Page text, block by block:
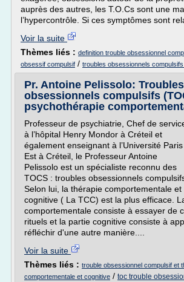
auprès des autres, les T.O.Cs sont une
l’hypercontrôle. Si ces symptômes sont
Voir la suite
Thèmes liés : definition trouble obsessionnel
obsessif compulsif / troubles obsessionnels compulsifs
Pr. Antoine Pelissolo: Troubles
obsessionnels compulsifs
psychothérapie
Professeur de psychiatrie, Chef de
à l’hôpital Henry Mondor à Créteil et
également enseignant à l’Université Paris
Est à Créteil, le Professeur Antoine
Pelissolo est un spécialiste reconnu des
TOCS : troubles obsessionnels
Selon lui, la thérapie comportementale et
cognitive ( La TCC) est la plus efficace.
comportementale consiste à essayer de
rituels et la partie cognitive consiste à
réfléchir d'une autre manière....
Voir la suite
Thèmes liés : trouble obsessionnel compulsif et
comportementale et cognitive / toc trouble